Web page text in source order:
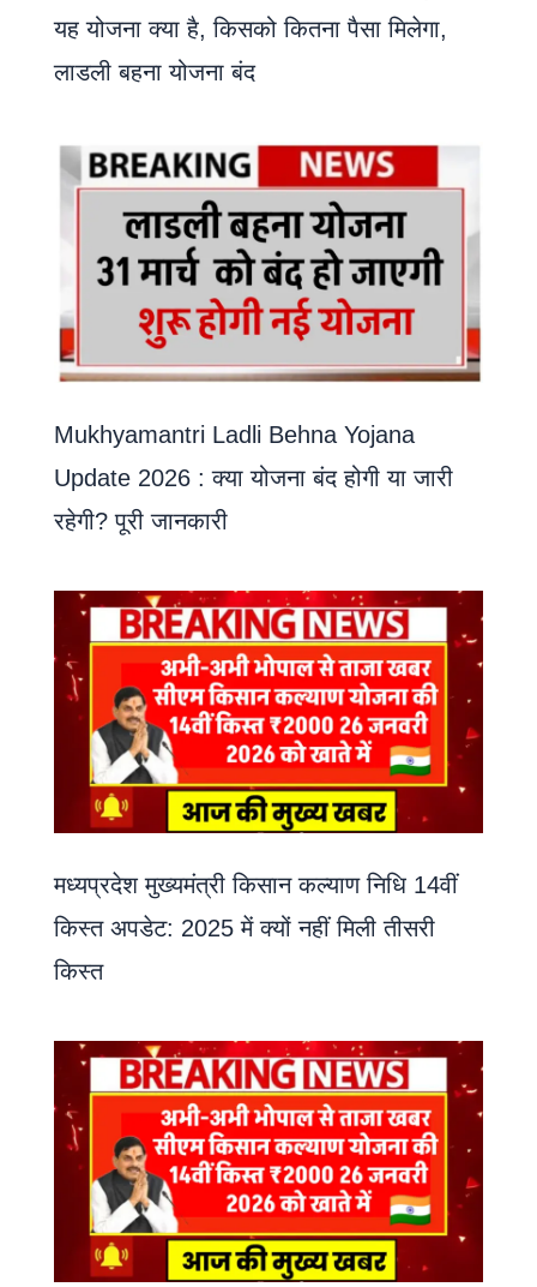
यह योजना क्या है, किसको कितना पैसा मिलेगा,
लाडली बहना योजना बंद
Mukhyamantri Ladli Behna Yojana
Update 2026 : क्या योजना बंद होगी या जारी
रहेगी? पूरी जानकारी
मध्यप्रदेश मुख्यमंत्री किसान कल्याण निधि 14वीं
किस्त अपडेट: 2025 में क्यों नहीं मिली तीसरी
किस्त